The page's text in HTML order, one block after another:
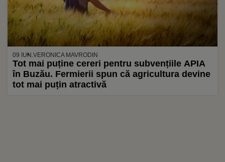
09 IUN. VERONICA MAVRODIN
Tot mai puține cereri pentru subvențiile APIA
în Buzău. Fermierii spun că agricultura devine
tot mai puțin atractivă